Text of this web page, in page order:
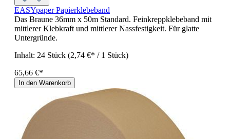
EASYpaper Papierklebeband
Das Braune 36mm x 50m Standard. Feinkreppklebeband mit
mittlerer Klebkraft und mittlerer Nassfestigkeit. Für glatte
Untergründe.
Inhalt: 24 Stück (2,74 €* / 1 Stück)
65,66 €*
In den Warenkorb